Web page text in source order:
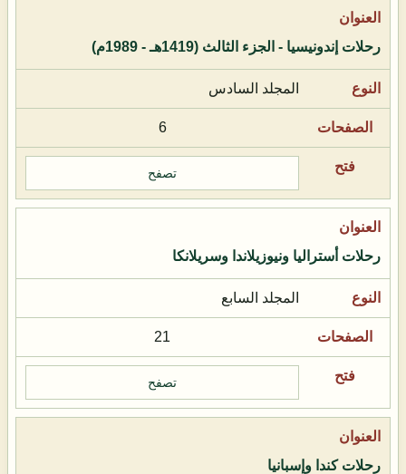
رحلات إندونيسيا - الجزء الثالث (1419هـ - 1989م)
المجلد السادس
6
تصفح
رحلات أستراليا ونيوزيلاندا وسريلانكا
المجلد السابع
21
تصفح
رحلات كندا وإسبانيا